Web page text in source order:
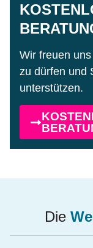
Wir freuen
zu dürfen und
unterstützen.
Die